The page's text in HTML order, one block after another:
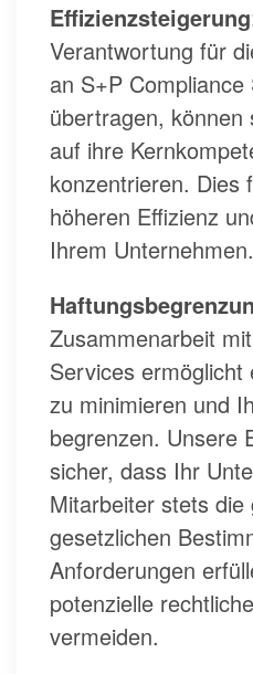
Effizienzsteigerung
Verantwortung für
an S+P Compliance
übertragen,
auf ihre
konzentrieren. Dies
höheren Effizienz
Ihrem Unternehmen.
Zusammenarbeit
Services ermöglicht
zu minimieren und
begrenzen. Unsere
sicher, dass Ihr
Mitarbeiter stets die
gesetzlichen
Anforderungen
potenzielle
vermeiden.